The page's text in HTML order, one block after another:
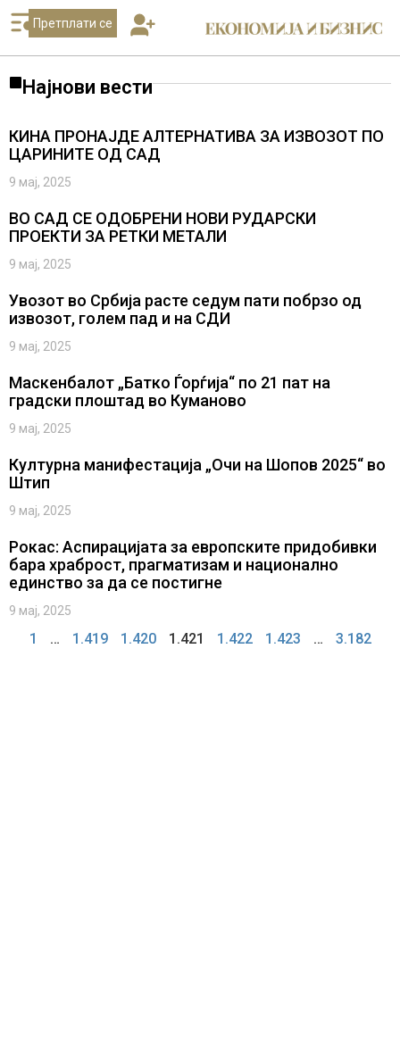
Претплати се
Најнови вести
КИНА ПРОНАЈДЕ АЛТЕРНАТИВА ЗА ИЗВОЗОТ ПО
ЦАРИНИТЕ ОД САД
9 мај, 2025
ВО САД СЕ ОДОБРЕНИ НОВИ РУДАРСКИ
ПРОЕКТИ ЗА РЕТКИ МЕТАЛИ
9 мај, 2025
Увозот во Србија расте седум пати побрзо од
извозот, голем пад и на СДИ
9 мај, 2025
Маскенбалот „Батко Ѓорѓија“ по 21 пат на
градски плоштад во Куманово
9 мај, 2025
Културна манифестација „Очи на Шопов 2025“ во
Штип
9 мај, 2025
Рокас: Aспирацијата за европските придобивки
бара храброст, прагматизам и национално
единство за да се постигне
9 мај, 2025
1 … 1.419 1.420 1.421 1.422 1.423 … 3.182